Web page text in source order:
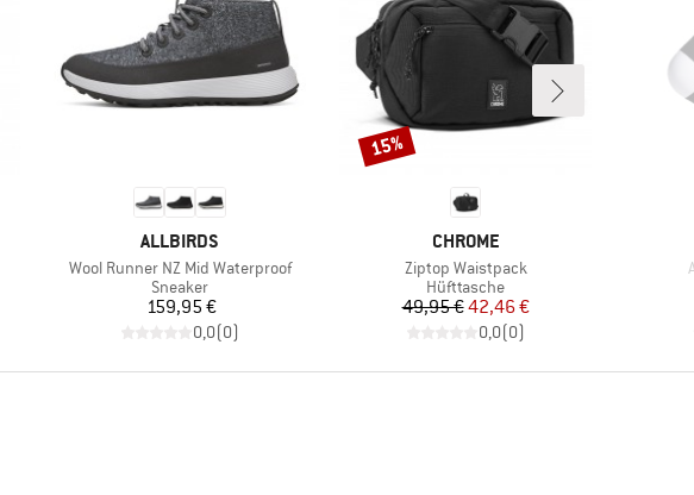
MARKE
ALLBIRDS
Artikel
Wool Runner NZ Mid Waterproof
Produktgruppe
Sneaker
Preis
159,95 €
0,0(0)
MARKE
CHROME
Artikel
Ziptop Waistpack
Produktgruppe
Hüfttasche
Preis
49,95 €reduzierter Preis
42,46 €
0,0(0)
Rabatt
15%